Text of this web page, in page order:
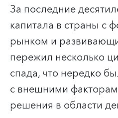
За последние
капитала в страны
рынком и
пережил несколько
спада, что нередко
с внешними
решения в области